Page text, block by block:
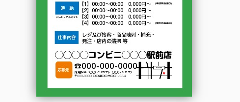
募集
A1
コンビニ_スタッフ募集
テンプレートを選択する
選びのポイント